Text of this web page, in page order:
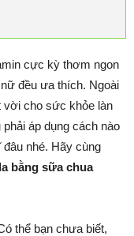
cực kỳ thơm ngon
đều ưa thích. Ngoài
vời cho sức khỏe làn
áp dụng cách nào
nhé. Hãy cùng
bằng sữa chua
thể bạn chưa biết,